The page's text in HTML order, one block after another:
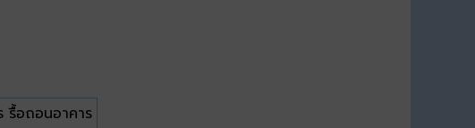
รื้อถอนอาคาร